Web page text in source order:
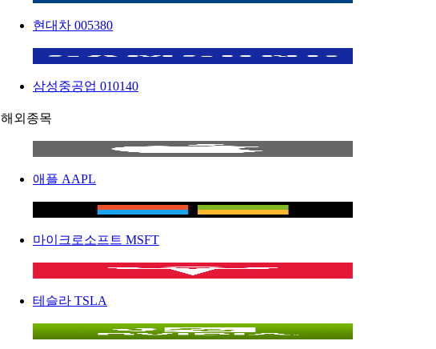
현대차 005380
삼성중공업 010140
해외종목
애플 AAPL
마이크로소프트 MSFT
테슬라 TSLA